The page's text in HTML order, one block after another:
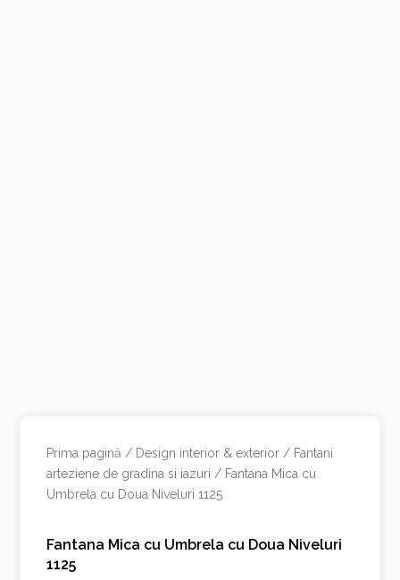
Prima pagină / Design interior & exterior / Fantani
arteziene de gradina si iazuri / Fantana Mica cu
Umbrela cu Doua Niveluri 1125
Fantana Mica cu Umbrela cu Doua Niveluri
1125